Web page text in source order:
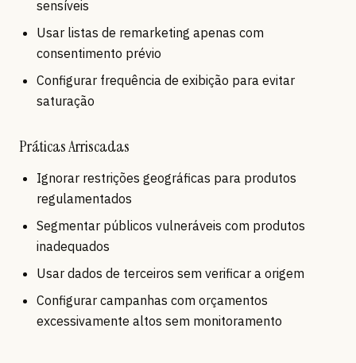
sensíveis
Usar listas de remarketing apenas com
consentimento prévio
Configurar frequência de exibição para evitar
saturação
Práticas Arriscadas
Ignorar restrições geográficas para produtos
regulamentados
Segmentar públicos vulneráveis com produtos
inadequados
Usar dados de terceiros sem verificar a origem
Configurar campanhas com orçamentos
excessivamente altos sem monitoramento